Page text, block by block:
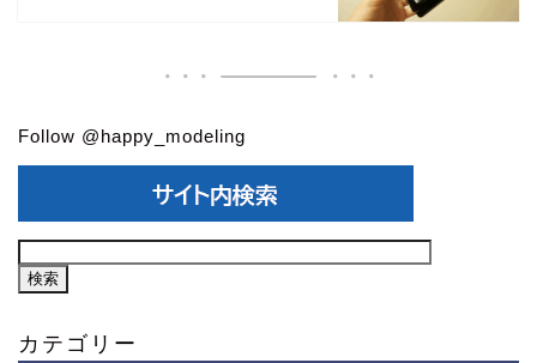
Follow @happy_modeling
カテゴリー